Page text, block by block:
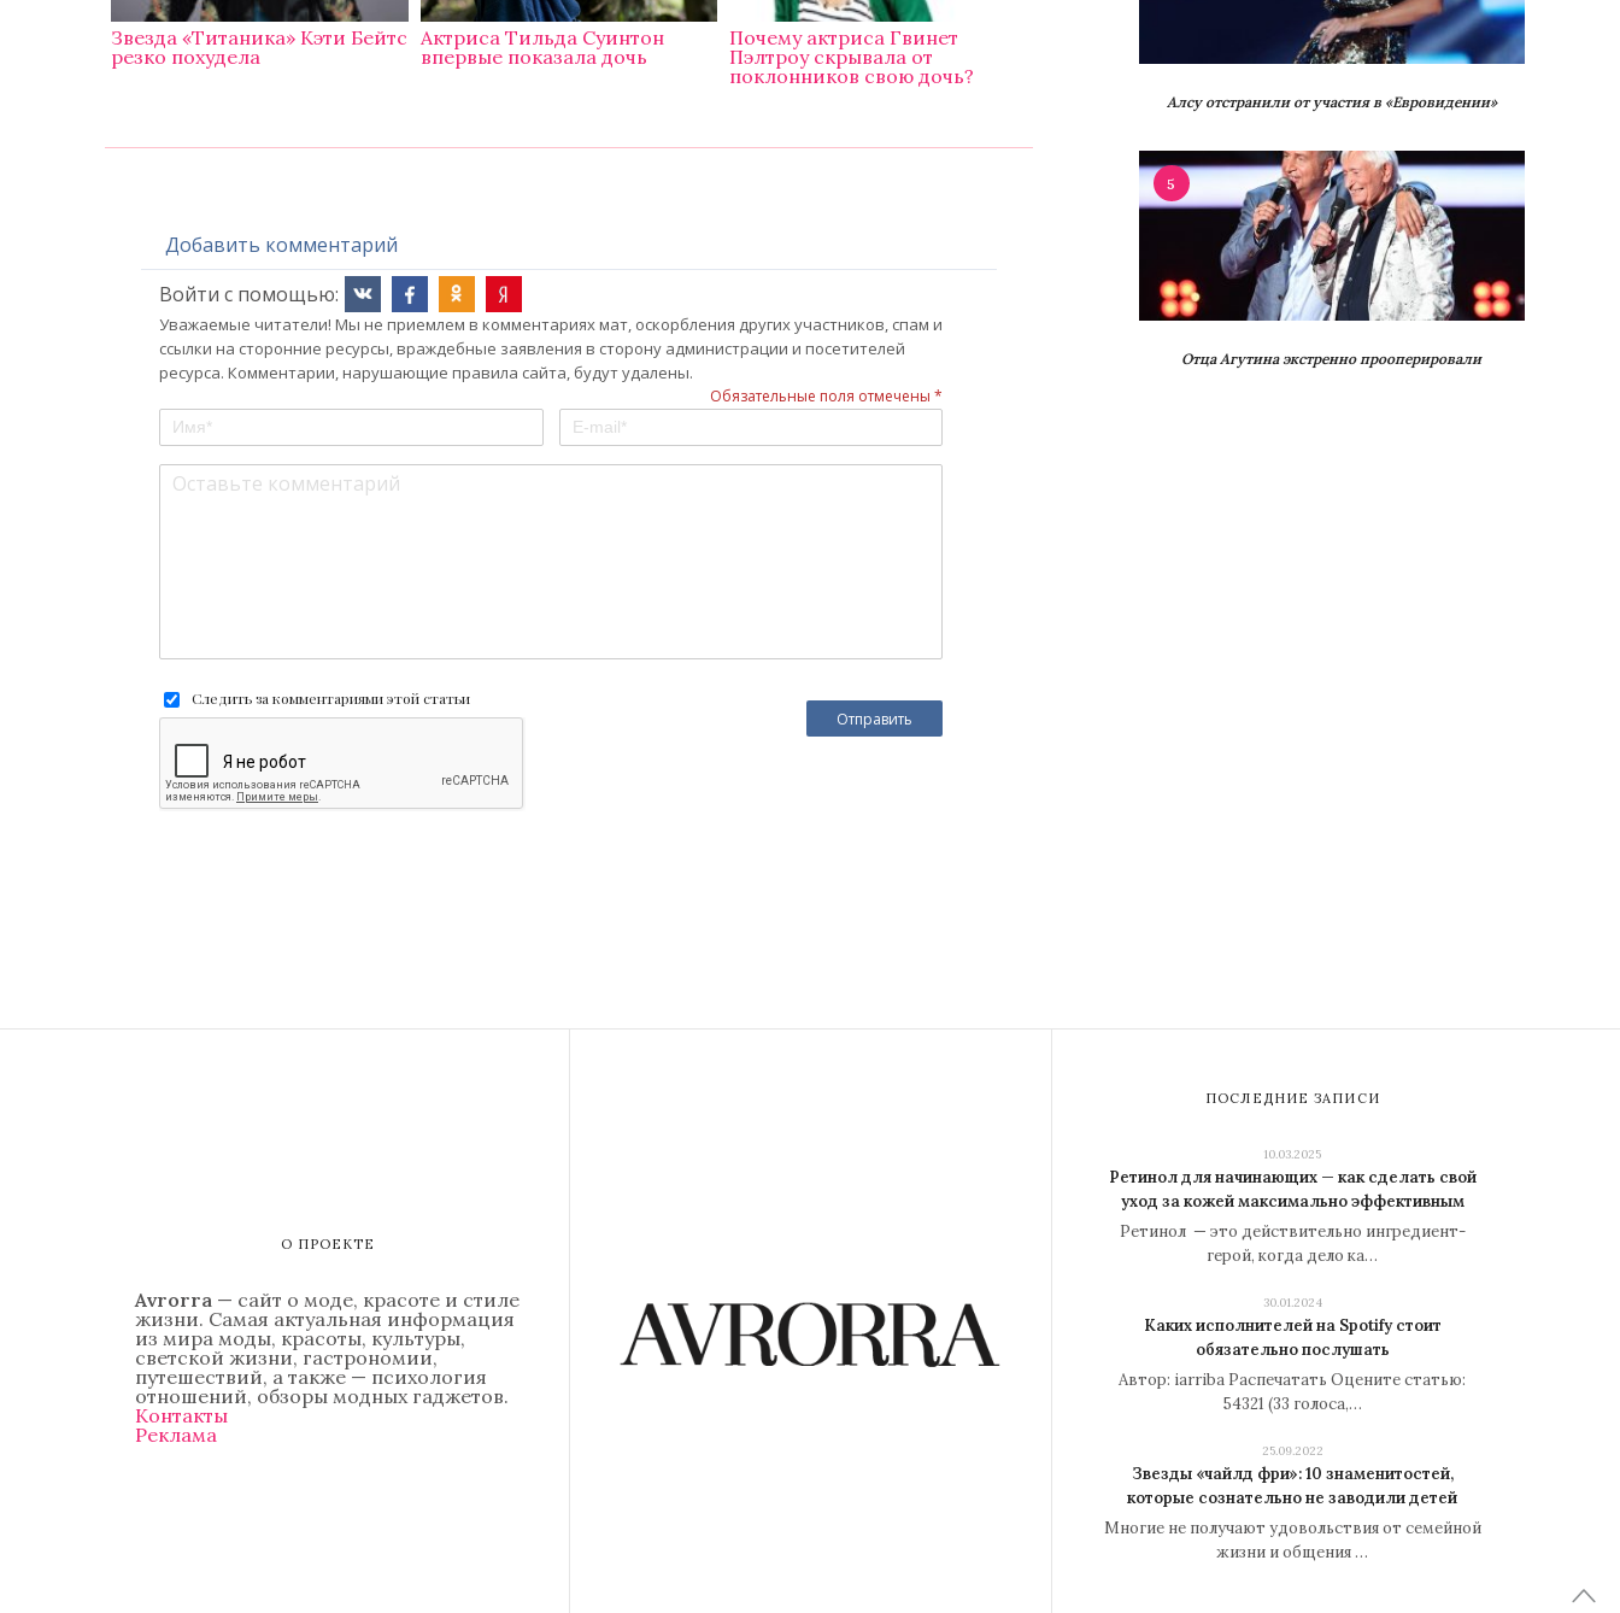
Звезда «Титаника» Кэти Бейтс
резко похудела
Актриса Тильда Суинтон
впервые показала дочь
Почему актриса Гвинет
Пэлтроу скрывала от
поклонников свою дочь?
Добавить комментарий
Войти с помощью:
Уважаемые читатели! Мы не приемлем в комментариях мат, оскорбления других участников, спам и
ссылки на сторонние ресурсы, враждебные заявления в сторону администрации и посетителей
ресурса. Комментарии, нарушающие правила сайта, будут удалены.
Обязательные поля отмечены *
Следить за комментариями этой статьи
Алсу отстранили от участия в «Евровидении»
5
Отца Агутина экстренно прооперировали
О ПРОЕКТЕ
Avrorra — сайт о моде, красоте и стиле
жизни. Самая актуальная информация
из мира моды, красоты, культуры,
светской жизни, гастрономии,
путешествий, а также — психология
отношений, обзоры модных гаджетов.
Контакты
Реклама
ПОСЛЕДНИЕ ЗАПИСИ
10.03.2025
Ретинол для начинающих — как сделать свой
уход за кожей максимально эффективным
Ретинол — это действительно ингредиент-
герой, когда дело ка…
30.01.2024
Каких исполнителей на Spotify стоит
обязательно послушать
Автор: iarriba Распечатать Оцените статью:
54321 (33 голоса,…
25.09.2022
Звезды «чайлд фри»: 10 знаменитостей,
которые сознательно не заводили детей
Многие не получают удовольствия от семейной
жизни и общения …